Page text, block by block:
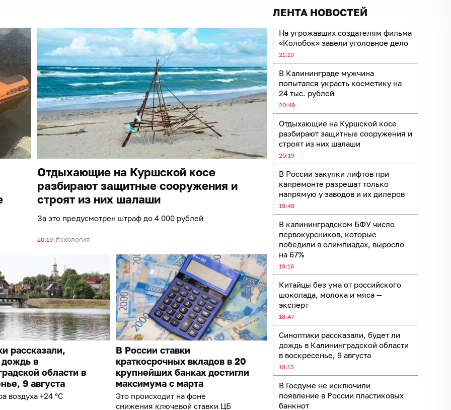
ЛЕНТА НОВОСТЕЙ
На угрожавших создателям фильма
«Колобок» завели уголовное дело
21:19
В Калининграде мужчина
попытался украсть косметику на
24 тыс. рублей
20:49
Отдыхающие на Куршской косе
разбирают защитные сооружения и
строят из них шалаши
20:19
В России закупки лифтов при
капремонте разрешат только
напрямую у заводов и их дилеров
19:48
В калининградском БФУ число
первокурсников, которые
победили в олимпиадах, выросло
на 67%
19:18
Китайцы без ума от российского
шоколада, молока и мяса —
эксперт
18:47
Синоптики рассказали, будет ли
дождь в Калининградской области
в воскресенье, 9 августа
18:13
В Госдуме не исключили
появление в России пластиковых
банкнот
Отдыхающие на Куршской косе
разбирают защитные сооружения и
строят из них шалаши
За это предусмотрен штраф до 4 000 рублей
20:19 экология
рассказали,
дождь в
области в
9 августа
воздуха +24 °C
В России ставки
краткосрочных вкладов в 20
крупнейших банках достигли
максимума с марта
Это происходит на фоне
снижения ключевой ставки ЦБ